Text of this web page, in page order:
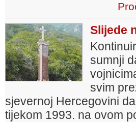
Slijede
sumnji
svim
sjevernoj Hercegovini
tijekom 1993. na ovom